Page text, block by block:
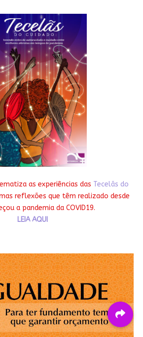
as experiências das Tecelãs do
reflexões que têm realizado desde
a pandemia da COVID19.
LEIA AQUI